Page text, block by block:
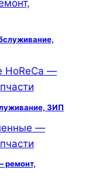
ЗИП
ремонт,